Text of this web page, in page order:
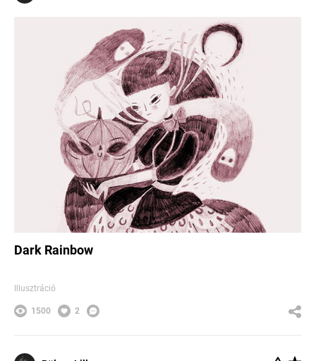
Dark Rainbow
Illusztráció
1500 2